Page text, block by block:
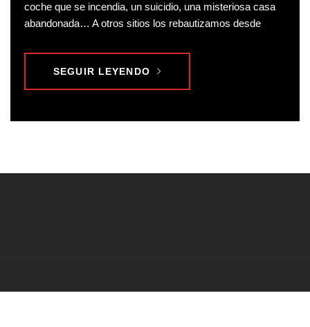
coche que se incendia, un suicidio, una misteriosa casa
abandonada… A otros sitios los rebautizamos desde
SEGUIR LEYENDO